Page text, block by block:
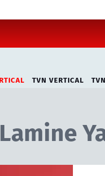
TVN VERTICAL
Lamine